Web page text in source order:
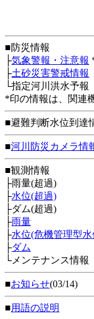
■防災情報
├気象警報・注意報
├土砂災害警戒情報
└指定河川洪水予報
*印の情報は、関連
■避難判断水位到達
■河川防災カメラ情
■観測情報
├雨量(超過)
├水位(超過)
├ダム(超過)
├雨量
├水位(危機管理型
├ダム
└メンテナンス情報
■お知らせ(03/14)
■用語の説明